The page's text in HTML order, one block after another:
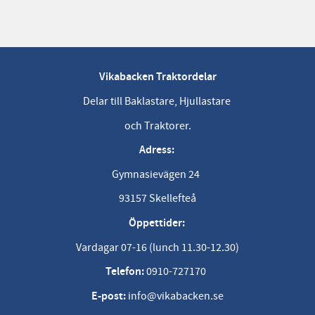
Vikabacken Traktordelar
Delar till Baklastare, Hjullastare
och Traktorer.
Adress:
Gymnasievägen 24
93157 Skellefteå
Öppettider:
Vardagar 07-16 (lunch 11.30-12.30)
Telefon:0910-727170
E-post: info@vikabacken.se